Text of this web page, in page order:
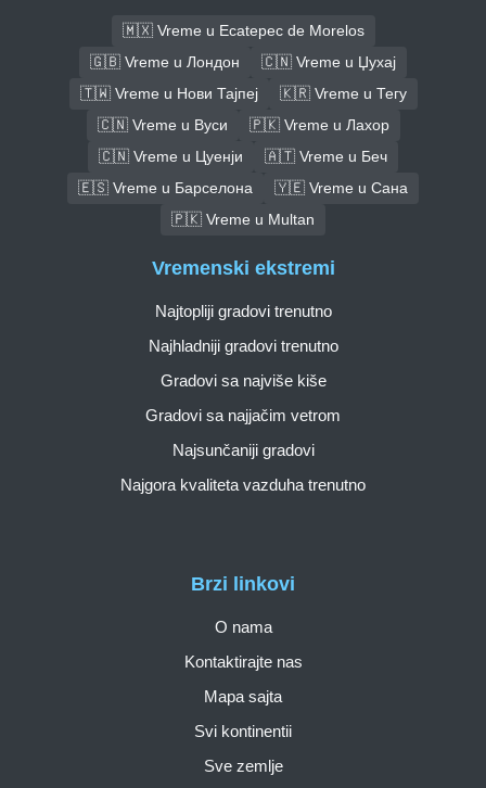
🇲🇽 Vreme u Ecatepec de Morelos
🇬🇧 Vreme u Лондон
🇨🇳 Vreme u Џухај
🇹🇼 Vreme u Нови Тајпеј
🇰🇷 Vreme u Тегу
🇨🇳 Vreme u Вуси
🇵🇰 Vreme u Лахор
🇨🇳 Vreme u Цуенји
🇦🇹 Vreme u Беч
🇪🇸 Vreme u Барселона
🇾🇪 Vreme u Сана
🇵🇰 Vreme u Multan
Brzi linkovi
O nama
Kontaktirajte nas
Mapa sajta
Svi kontinentii
Sve zemlje
Vremenski ekstremi
Najtopliji gradovi trenutno
Najhladniji gradovi trenutno
Gradovi sa najviše kiše
Gradovi sa najjačim vetrom
Najsunčaniji gradovi
Najgora kvaliteta vazduha trenutno